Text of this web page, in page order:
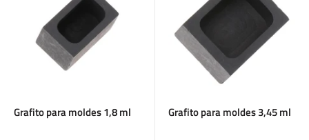
Grafito para moldes 1,8 ml Grafito para moldes 3,45 ml